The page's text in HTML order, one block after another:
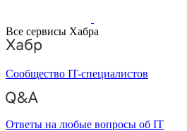
Все сервисы Хабра
Сообщество IT-специалистов
Ответы на любые вопросы об IT